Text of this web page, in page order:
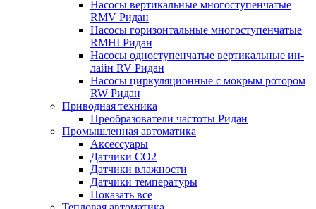
Насосы вертикальные многоступенчатые
RMV Ридан
Насосы горизонтальные многоступенчатые
RMHI Ридан
Насосы одноступенчатые вертикальные ин-
лайн RV Ридан
Насосы циркуляционные с мокрым ротором
RW Ридан
Приводная техника
Преобразователи частоты Ридан
Промышленная автоматика
Аксессуары
Датчики CO2
Датчики влажности
Датчики температуры
Показать все